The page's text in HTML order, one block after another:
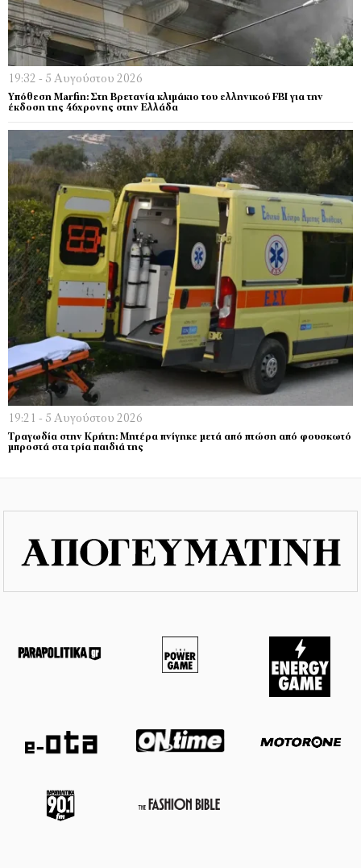
19:32 - 5 Αυγούστου 2026
Υπόθεση Marfin: Στη Βρετανία κλιμάκιο του ελληνικού FBI για την
έκδοση της 46χρονης στην Ελλάδα
19:21 - 5 Αυγούστου 2026
Τραγωδία στην Κρήτη: Μητέρα πνίγηκε μετά από πτώση από φουσκωτό
μπροστά στα τρία παιδιά της